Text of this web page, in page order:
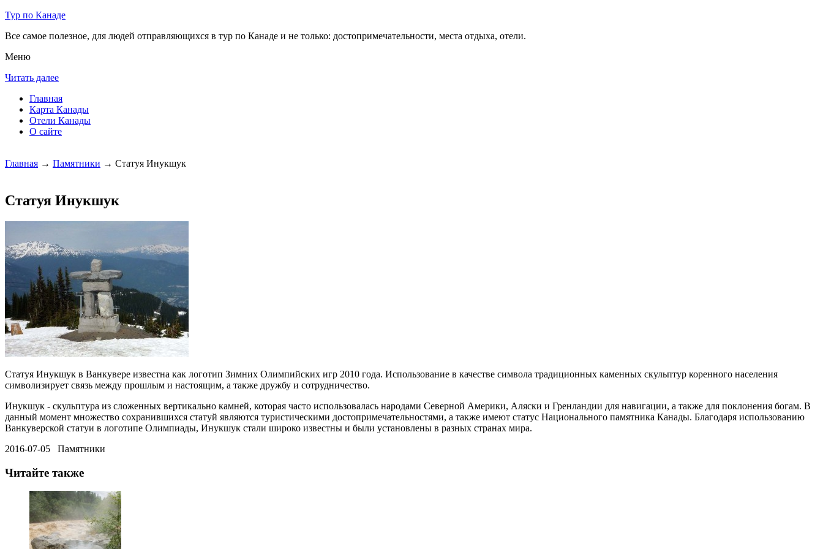
Тур по Канаде
Все самое полезное, для людей отправляющихся в тур по Канаде и не только: достопримечательности, места отдыха, отели.
Меню
Читать далее
Главная
Карта Канады
Отели Канады
О сайте
Главная → Памятники → Статуя Инукшук
Статуя Инукшук
Статуя Инукшук в Ванкувере известна как логотип Зимних Олимпийских игр 2010 года. Использование в качестве символа традиционных каменных скульптур коренного населения
символизирует связь между прошлым и настоящим, а также дружбу и сотрудничество.
Инукшук - скульптура из сложенных вертикально камней, которая часто использовалась народами Северной Америки, Аляски и Гренландии для навигации, а также для поклонения богам. В
данный момент множество сохранившихся статуй являются туристическими достопримечательностями, а также имеют статус Национального памятника Канады. Благодаря использованию
Ванкуверской статуи в логотипе Олимпиады, Инукшук стали широко известны и были установлены в разных странах мира.
2016-07-05 Памятники
Читайте также